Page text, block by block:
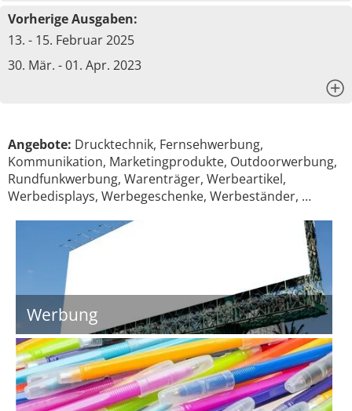
Vorherige Ausgaben:
13. - 15. Februar 2025
30. Mär. - 01. Apr. 2023
Angebote: Drucktechnik, Fernsehwerbung,
Kommunikation, Marketingprodukte, Outdoorwerbung,
Rundfunkwerbung, Warenträger, Werbeartikel,
Werbedisplays, Werbegeschenke, Werbeständer, …
Werbung